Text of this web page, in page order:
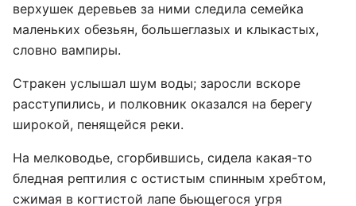
верхушек деревьев за ними следила семейка
маленьких обезьян, большеглазых и клыкастых,
словно вампиры.
Стракен услышал шум воды; заросли вскоре
расступились, и полковник оказался на берегу
широкой, пенящейся реки.
На мелководье, сгорбившись, сидела какая-то
бледная рептилия с остистым спинным хребтом,
сжимая в когтистой лапе бьющегося угря